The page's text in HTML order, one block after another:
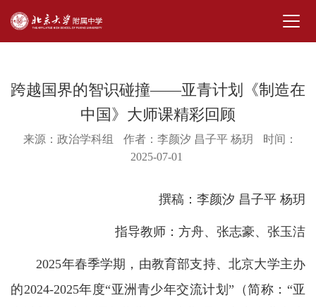
跨越国界的智识碰撞——亚青计划《制造在
中国》大师课精彩回顾
来源：政治学科组 作者：李颜汐 昌子平 杨玥
时间：
2025-07-01
撰稿： 李颜汐 昌子平 杨玥
指导教师：方舟、张志豪、张玉洁
2025年春季学期，由教育部支持、北京大学主办
的2024-2025年度“亚洲青少年交流计划”（简称：“亚